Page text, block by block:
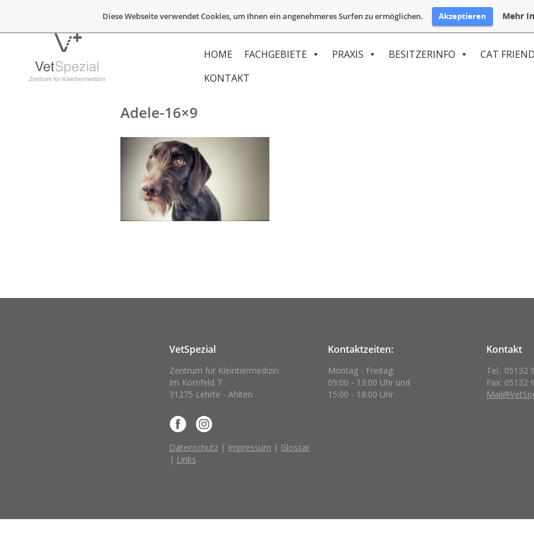
Diese Webseite verwendet Cookies, um Ihnen ein angenehmeres Surfen zu ermöglichen. Akzeptieren Mehr
HOME FACHGEBIETE PRAXIS BESITZERINFO CAT
KONTAKT
Adele-16×9
VetSpezial
Zentrum für Kleintiermedizin
Im Kornfeld 7
31275 Lehrte - Ahlten
Datenschutz| Impressum | Glossar
| Links
Kontaktzeiten:
Montag - Freitag:
09:00 - 13:00 Uhr und
15:00 - 18:00 Uhr
Kontakt
Tel.: 05132
Fax: 05132